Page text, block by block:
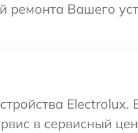
ремонта Вашего
Electrolux.
в сервисный